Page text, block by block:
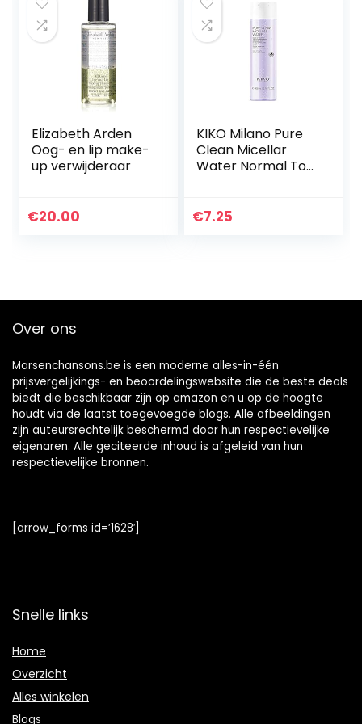
Elizabeth Arden
Oog- en lip make-
up verwijderaar
€20.00
KIKO Milano Pure
Clean Micellar
Water Normal To
make-up
€7.25
Over ons
Marsenchansons.be is een moderne alles-in-één
prijsvergelijkings- en beoordelingswebsite die de beste deals
biedt die beschikbaar zijn op amazon en u op de hoogte
houdt via de laatst toegevoegde blogs. Alle afbeeldingen
zijn auteursrechtelijk beschermd door hun respectievelijke
eigenaren. Alle geciteerde inhoud is afgeleid van hun
respectievelijke bronnen.
[arrow_forms id=’1628′]
Snelle links
Home
Overzicht
Alles winkelen
Blogs